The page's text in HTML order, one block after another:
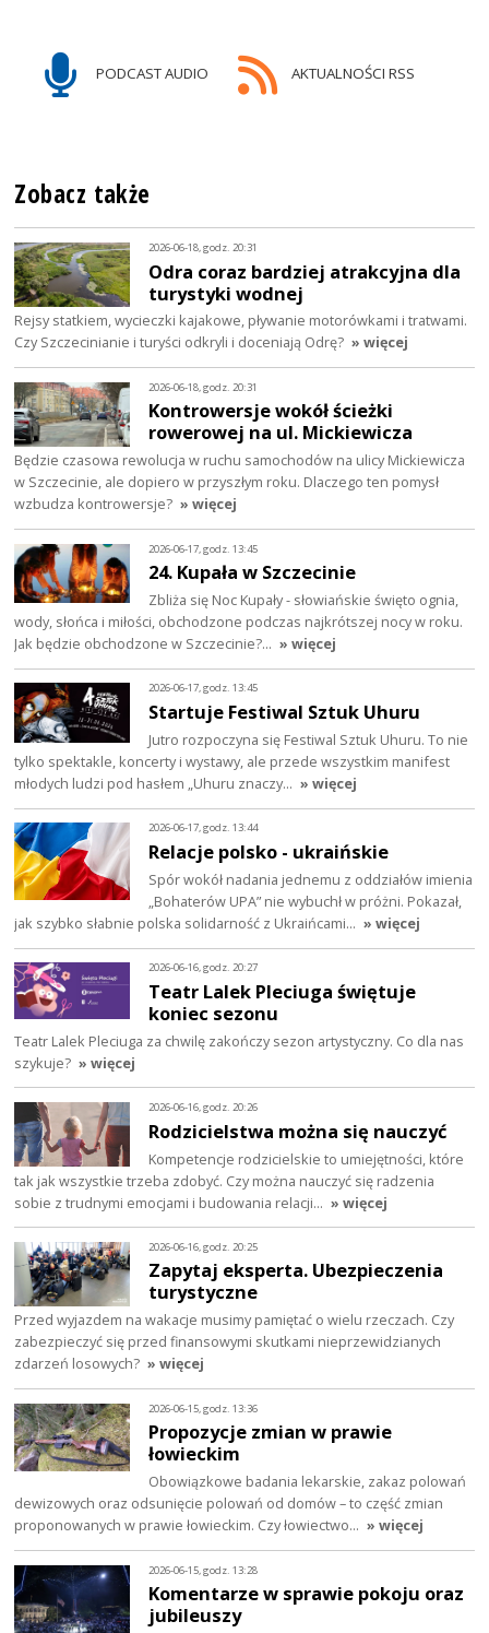
PODCAST AUDIO AKTUALNOŚCI RSS
Zobacz także
2026-06-18, godz. 20:31
Odra coraz bardziej atrakcyjna dla
turystyki wodnej
Rejsy statkiem, wycieczki kajakowe, pływanie motorówkami i tratwami.
Czy Szczecinianie i turyści odkryli i doceniają Odrę? » więcej
2026-06-18, godz. 20:31
Kontrowersje wokół ścieżki
rowerowej na ul. Mickiewicza
Będzie czasowa rewolucja w ruchu samochodów na ulicy Mickiewicza
w Szczecinie, ale dopiero w przyszłym roku. Dlaczego ten pomysł
wzbudza kontrowersje? » więcej
2026-06-17, godz. 13:45
24. Kupała w Szczecinie
Zbliża się Noc Kupały - słowiańskie święto ognia,
wody, słońca i miłości, obchodzone podczas najkrótszej nocy w roku.
Jak będzie obchodzone w Szczecinie?… » więcej
2026-06-17, godz. 13:45
Startuje Festiwal Sztuk Uhuru
Jutro rozpoczyna się Festiwal Sztuk Uhuru. To nie
tylko spektakle, koncerty i wystawy, ale przede wszystkim manifest
młodych ludzi pod hasłem „Uhuru znaczy… » więcej
2026-06-17, godz. 13:44
Relacje polsko - ukraińskie
Spór wokół nadania jednemu z oddziałów imienia
„Bohaterów UPA” nie wybuchł w próżni. Pokazał,
jak szybko słabnie polska solidarność z Ukraińcami… » więcej
2026-06-16, godz. 20:27
Teatr Lalek Pleciuga świętuje
koniec sezonu
Teatr Lalek Pleciuga za chwilę zakończy sezon artystyczny. Co dla nas
szykuje? » więcej
2026-06-16, godz. 20:26
Rodzicielstwa można się nauczyć
Kompetencje rodzicielskie to umiejętności, które
tak jak wszystkie trzeba zdobyć. Czy można nauczyć się radzenia
sobie z trudnymi emocjami i budowania relacji… » więcej
2026-06-16, godz. 20:25
Zapytaj eksperta. Ubezpieczenia
turystyczne
Przed wyjazdem na wakacje musimy pamiętać o wielu rzeczach. Czy
zabezpieczyć się przed finansowymi skutkami nieprzewidzianych
zdarzeń losowych? » więcej
2026-06-15, godz. 13:36
Propozycje zmian w prawie
łowieckim
Obowiązkowe badania lekarskie, zakaz polowań
dewizowych oraz odsunięcie polowań od domów – to część zmian
proponowanych w prawie łowieckim. Czy łowiectwo… » więcej
2026-06-15, godz. 13:28
Komentarze w sprawie pokoju oraz
jubileuszy